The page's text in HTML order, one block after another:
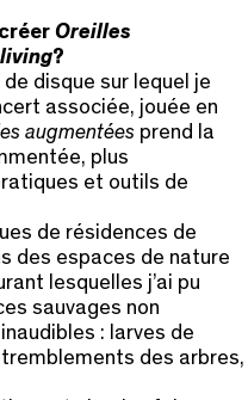
Oreilles
?
disque sur lequel je
associée, jouée en
augmentées prend la
plus
et outils de
de résidences de
des espaces de nature
lesquelles j’ai pu
sauvages non
: larves de
des arbres,